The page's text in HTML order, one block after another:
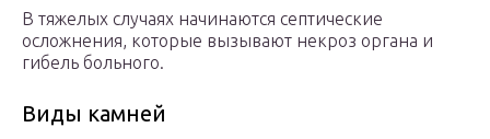
В тяжелых случаях начинаются септические
осложнения, которые вызывают некроз органа и
гибель больного.
Виды камней